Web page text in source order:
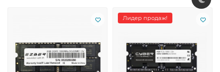
Лидер продаж!